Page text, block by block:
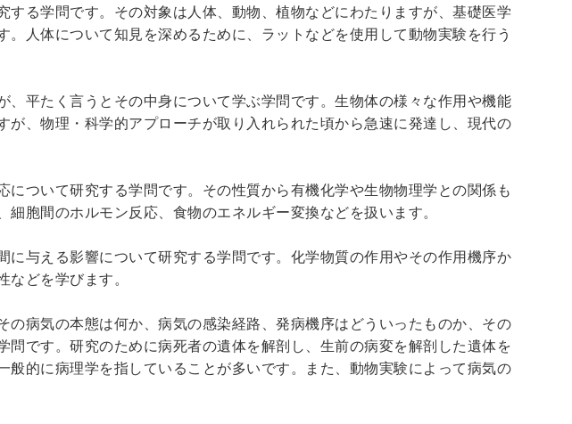
する学問です。その対象は人体、動物、植物などにわたりますが、基礎医学
。人体について知見を深めるために、ラットなどを使用して動物実験を行う
、平たく言うとその中身について学ぶ学問です。生物体の様々な作用や機能
が、物理・科学的アプローチが取り入れられた頃から急速に発達し、現代の
について研究する学問です。その性質から有機化学や生物物理学との関係も
胞間のホルモン反応、食物のエネルギー変換などを扱います。
に与える影響について研究する学問です。化学物質の作用やその作用機序か
などを学びます。
の病気の本態は何か、病気の感染経路、発病機序はどういったものか、その
問です。研究のために病死者の遺体を解剖し、生前の病変を解剖した遺体を
般的に病理学を指していることが多いです。また、動物実験によって病気の